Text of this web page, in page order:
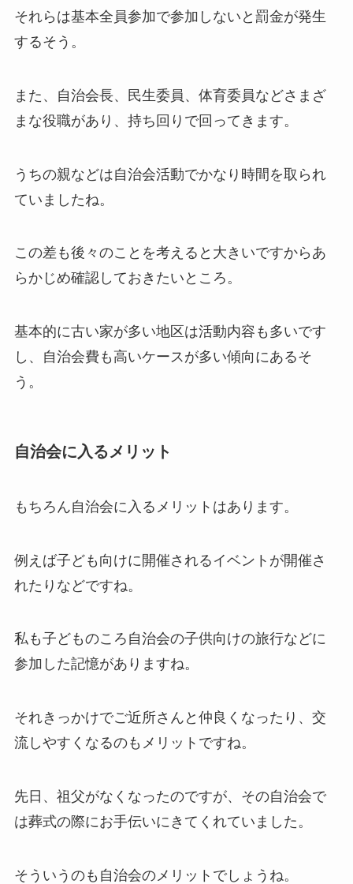
それらは基本全員参加で参加しないと罰金が発生
するそう。
また、自治会長、民生委員、体育委員などさまざ
まな役職があり、持ち回りで回ってきます。
うちの親などは自治会活動でかなり時間を取られ
ていましたね。
この差も後々のことを考えると大きいですからあ
らかじめ確認しておきたいところ。
基本的に古い家が多い地区は活動内容も多いです
し、自治会費も高いケースが多い傾向にあるそ
う。
自治会に入るメリット
もちろん自治会に入るメリットはあります。
例えば子ども向けに開催されるイベントが開催さ
れたりなどですね。
私も子どものころ自治会の子供向けの旅行などに
参加した記憶がありますね。
それきっかけでご近所さんと仲良くなったり、交
流しやすくなるのもメリットですね。
先日、祖父がなくなったのですが、その自治会で
は葬式の際にお手伝いにきてくれていました。
そういうのも自治会のメリットでしょうね。